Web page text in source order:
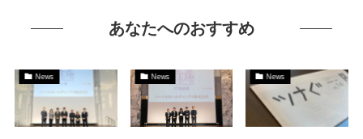
あなたへのおすすめ
News News News